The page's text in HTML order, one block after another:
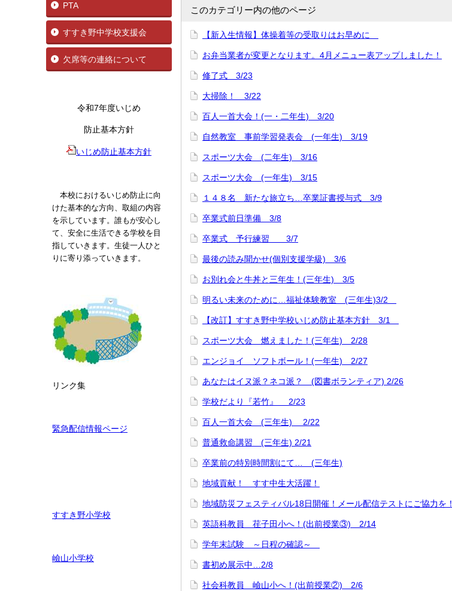
PTA
すすき野中学校支援会
欠席等の連絡について
令和7年度いじめ
防止基本方針
いじめ防止基本方針
本校におけるいじめ防止に向
けた基本的な方向、取組の内容
を示しています。誰もが安心し
て、安全に生活できる学校を目
指していきます。生徒一人ひと
りに寄り添っていきます。
リンク集
緊急配信情報ページ
すすき野小学校
嶮山小学校
このカテゴリー内の他のページ
【新入生情報】体操着等の受取りはお早めに
お弁当業者が変更となります。4月メニュー表アップしました！
修了式 3/23
大掃除！ 3/22
百人一首大会！(一・二年生) 3/20
自然教室 事前学習発表会 (一年生) 3/19
スポーツ大会 (二年生) 3/16
スポーツ大会 (一年生) 3/15
１４８名 新たな旅立ち…卒業証書授与式 3/9
卒業式前日準備 3/8
卒業式 予行練習 3/7
最後の読み聞かせ(個別支援学級) 3/6
お別れ会と牛丼と三年生！(三年生) 3/5
明るい未来のために…福祉体験教室 (三年生)3/2
【改訂】すすき野中学校いじめ防止基本方針 3/1
スポーツ大会 燃えました！(三年生) 2/28
エンジョイ ソフトボール！(一年生) 2/27
あなたはイヌ派？ネコ派？ (図書ボランティア) 2/26
学校だより『若竹』 2/23
百人一首大会 (三年生) 2/22
普通救命講習 (三年生) 2/21
卒業前の特別時間割にて… (三年生)
地域貢献！ すす中生大活躍！
地域防災フェスティバル18日開催！メール配信テストにご協力を！
英語科教員 荏子田小へ！(出前授業③) 2/14
学年末試験 ～日程の確認～
書初め展示中…2/8
社会科教員 嶮山小へ！(出前授業②) 2/6